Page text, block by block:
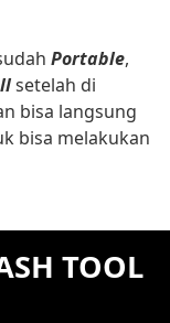
Portable,
setelah di
bisa langsung
bisa melakukan
TOOL